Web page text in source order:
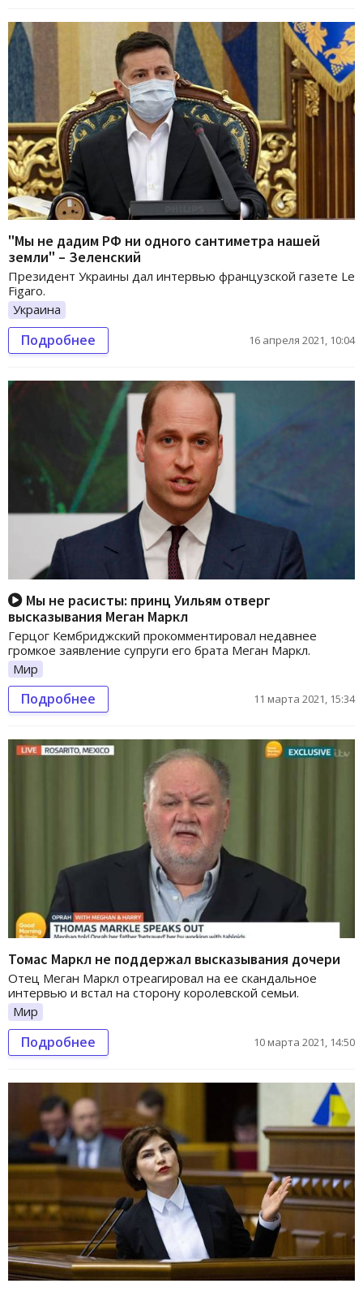
"Мы не дадим РФ ни одного сантиметра нашей
земли" – Зеленский
Президент Украины дал интервью французской газете Le
Figaro.
Украина
Подробнее 16 апреля 2021, 10:04
Мы не расисты: принц Уильям отверг
высказывания Меган Маркл
Герцог Кембриджский прокомментировал недавнее
громкое заявление супруги его брата Меган Маркл.
Мир
Подробнее 11 марта 2021, 15:34
Томас Маркл не поддержал высказывания дочери
Отец Меган Маркл отреагировал на ее скандальное
интервью и встал на сторону королевской семьи.
Мир
Подробнее 10 марта 2021, 14:50